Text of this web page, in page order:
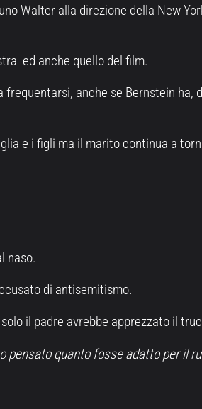
Walter alla direzione della New
ed anche quello del film.
anche se Bernstein
e i figli ma il marito continua a
naso.
di antisemitismo.
il padre avrebbe apprezzato il
pensato quanto fosse adatto per il